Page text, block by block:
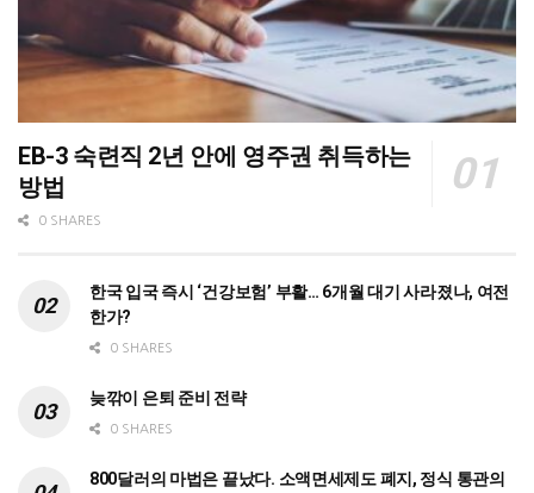
EB-3 숙련직 2년 안에 영주권 취득하는
방법
0 SHARES
한국 입국 즉시 ‘건강보험’ 부활… 6개월 대기 사라졌나, 여전
한가?
0 SHARES
늦깎이 은퇴 준비 전략
0 SHARES
800달러의 마법은 끝났다. 소액면세제도 폐지, 정식 통관의